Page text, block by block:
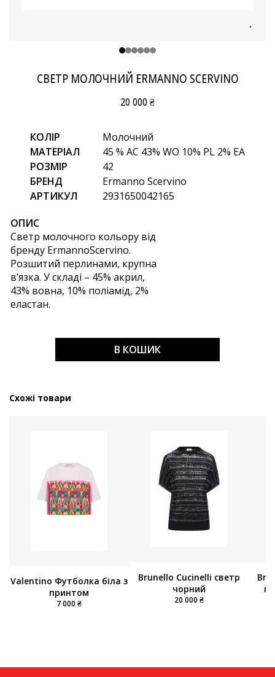
СВЕТР МОЛОЧНИЙ ERMANNO SCERVINO
20 000 ₴
КОЛІР
Молочний
МАТЕРІАЛ
45 % AC 43% WO 10% PL 2% EA
РОЗМІР
42
БРЕНД
Ermanno Scervino
АРТИКУЛ
2931650042165
ОПИС
Светр молочного кольору від
бренду ErmannoScervino.
Розшитий перлинами, крупна
в’язка. У складі – 45% акрил,
43% вовна, 10% поліамід, 2%
еластан.
В КОШИК
Схожі товари
Valentino Футболка біла з
принтом
7 000 ₴
Brunello Cucinelli светр
чорний
20 000 ₴